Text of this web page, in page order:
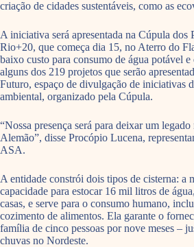
criação de cidades sustentáveis, como as
A iniciativa será apresentada na Cúpula dos
Rio+20, que começa dia 15, no Aterro do
baixo custo para consumo de água potável
alguns dos 219 projetos que serão
Futuro, espaço de divulgação de iniciativas
ambiental, organizado pela Cúpula.
“Nossa presença será para deixar um
Alemão”, disse Procópio Lucena,
ASA.
A entidade constrói dois tipos de cisterna: a
capacidade para estocar 16 mil litros de
casas, e serve para o consumo humano,
cozimento de alimentos. Ela garante o
família de cinco pessoas por nove meses –
chuvas no Nordeste.